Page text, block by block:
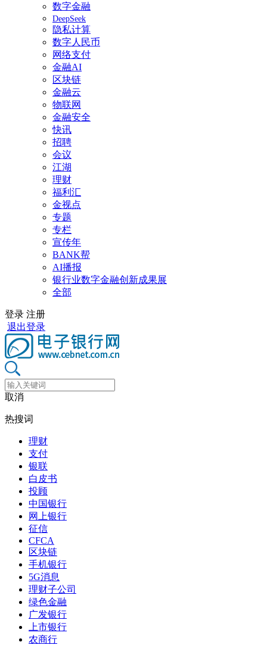
数字金融
DeepSeek
隐私计算
数字人民币
网络支付
金融AI
区块链
金融云
物联网
金融安全
快讯
招聘
会议
江湖
理财
福利汇
金视点
专题
专栏
宣传年
BANK帮
AI播报
银行业数字金融创新成果展
全部
登录 注册
退出登录
取消
热搜词
理财
支付
银联
白皮书
投顾
中国银行
网上银行
征信
CFCA
区块链
手机银行
5G消息
理财子公司
绿色金融
广发银行
上市银行
农商行